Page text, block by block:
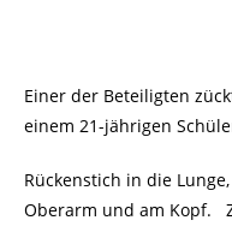
Einer der Beteiligten
einem 21-jährigen
Rückenstich in die
Oberarm und am Kopf.